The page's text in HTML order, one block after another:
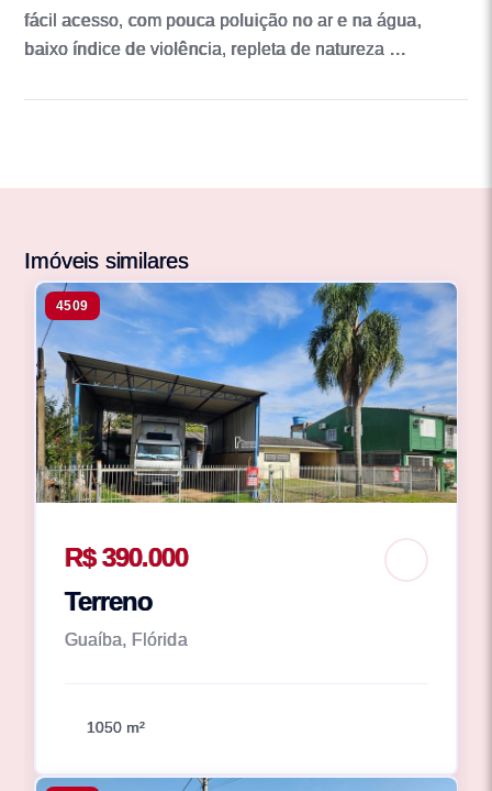
fácil acesso, com pouca poluição no ar e na água,
baixo índice de violência, repleta de natureza …
Imóveis similares
4509
R$ 390.000
Terreno
Guaíba, Flórida
1050 m²